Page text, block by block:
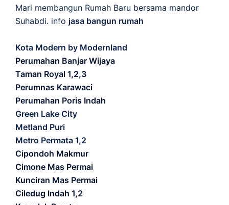
Mari membangun Rumah Baru bersama mandor
Suhabdi. info jasa bangun rumah
Kota Modern by Modernland
Perumahan Banjar Wijaya
Taman Royal 1,2,3
Perumnas Karawaci
Perumahan Poris Indah
Green Lake City
Metland Puri
Metro Permata 1,2
Cipondoh Makmur
Cimone Mas Permai
Kunciran Mas Permai
Ciledug Indah 1,2